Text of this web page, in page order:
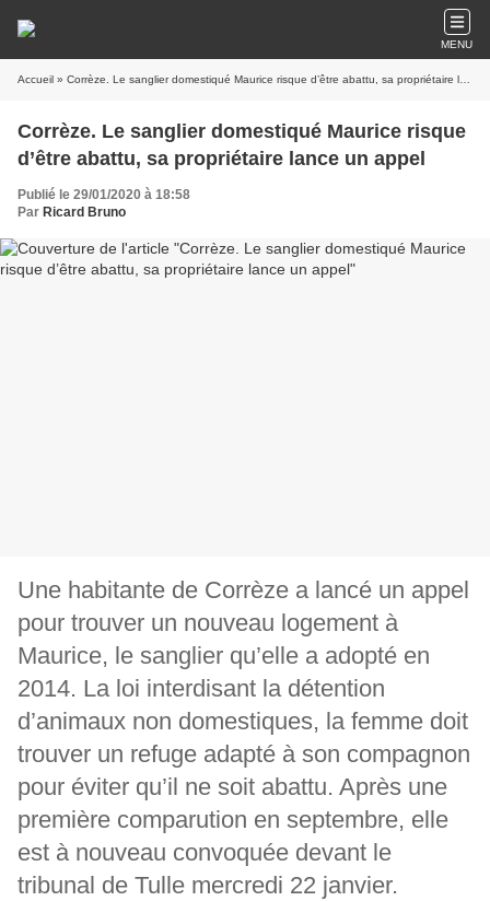
MENU
Accueil » Corrèze. Le sanglier domestiqué Maurice risque d’être abattu, sa propriétaire lance un appel
Corrèze. Le sanglier domestiqué Maurice risque
d’être abattu, sa propriétaire lance un appel
Publié le 29/01/2020 à 18:58
Par Ricard Bruno
Une habitante de Corrèze a lancé un appel
pour trouver un nouveau logement à
Maurice, le sanglier qu’elle a adopté en
2014. La loi interdisant la détention
d’animaux non domestiques, la femme doit
trouver un refuge adapté à son compagnon
pour éviter qu’il ne soit abattu. Après une
première comparution en septembre, elle
est à nouveau convoquée devant le
tribunal de Tulle mercredi 22 janvier.